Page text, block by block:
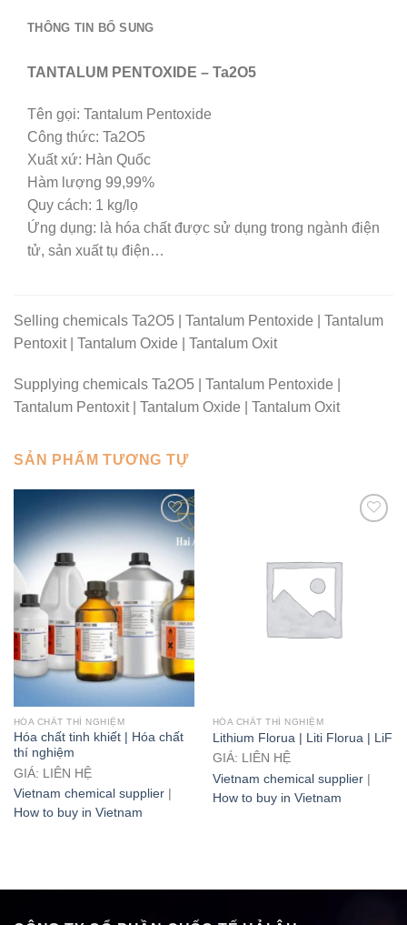
THÔNG TIN BỔ SUNG
TANTALUM PENTOXIDE – Ta2O5
Tên gọi: Tantalum Pentoxide
Công thức: Ta2O5
Xuất xứ: Hàn Quốc
Hàm lượng 99,99%
Quy cách: 1 kg/lọ
Ứng dụng: là hóa chất được sử dụng trong ngành điện
tử, sản xuất tụ điện…
Selling chemicals Ta2O5 | Tantalum Pentoxide | Tantalum
Pentoxit | Tantalum Oxide | Tantalum Oxit
Supplying chemicals Ta2O5 | Tantalum Pentoxide |
Tantalum Pentoxit | Tantalum Oxide | Tantalum Oxit
SẢN PHẨM TƯƠNG TỰ
HÓA CHẤT THÍ NGHIỆM
Hóa chất tinh khiết | Hóa chất
thí nghiệm
GIÁ: LIÊN HỆ
Vietnam chemical supplier|
How to buy in Vietnam
HÓA CHẤT THÍ NGHIỆM
Lithium Florua | Liti Florua | LiF
GIÁ: LIÊN HỆ
Vietnam chemical supplier|
How to buy in Vietnam